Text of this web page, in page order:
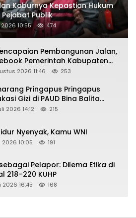
Kaburnya Kepastian Hukum
Publik
2026 10:55 474
Pembangunan Jalan,
Pemerintah Kabupaten
Warganet
2026 11:46 253
Pringapus Pringapus
Gizi di PAUD Bina Balita
Anak Nasional 2026
2026 14:12 215
Nyenyak, Kamu WNI
2026 10:05 191
Pelapor: Dilema Etika di
218–220 KUHP
2026 16:45 168